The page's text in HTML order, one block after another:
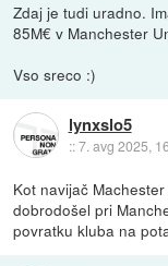
Zdaj je tudi uradno.
85M€ v Manchester
Vso sreco :)
lynxslo5
::7. avg 2025,
Kot navijač
dobrodošel pri
povratku kluba na